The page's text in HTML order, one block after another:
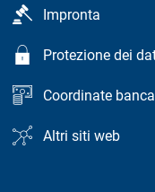
Impronta
Protezione dei
Coordinate
Altri siti web